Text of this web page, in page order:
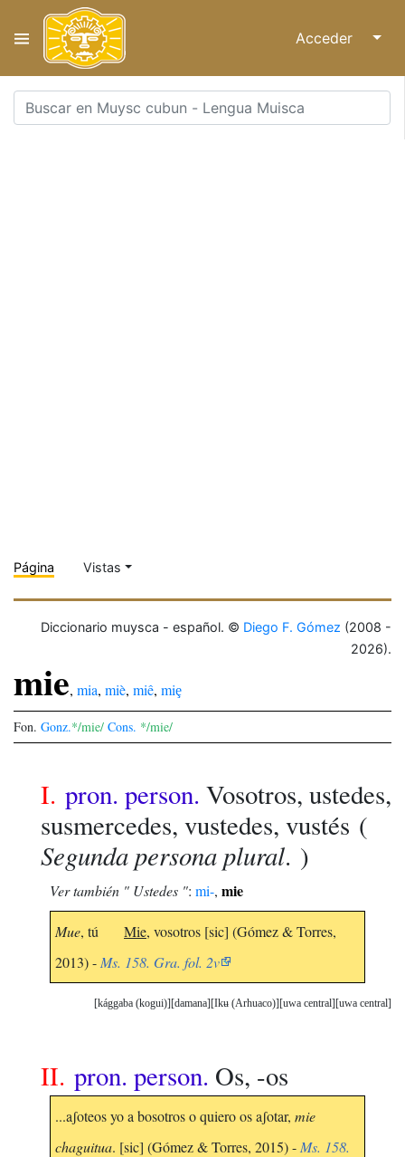
Acceder ↓
Página Vistas
Diccionario muysca - español. © Diego F. Gómez (2008 -
2026).
mie, mia, miè, miê, miȩ
Fon. Gonz.*/mie/ Cons. */mie/
I. pron. person. Vosotros, ustedes,
susmercedes, vustedes, vustés (
Segunda persona plural. )
Ver también " Ustedes ": mi-, mie
Mue, tú Mie, vosotros [sic] (Gómez & Torres,
2013) - Ms. 158. Gra. fol. 2v
uwa central
uwa central
Ikʉ (Arhuaco)
damana
kággaba (kogui)
II. pron. person. Os, -os
...aʃoteos yo a bosotros o quiero os aʃotar, mie
chaguitua. [sic] (Gómez & Torres, 2015) - Ms. 158.